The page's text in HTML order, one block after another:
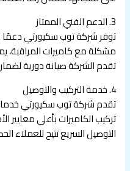
3. الدعم الفني الممتاز
توفر شركة توب سكيورتي
مشكلة مع كاميرات المراقبة،
تقدم الشركة صيانة دورية
4. خدمة التركيب والتوصيل
تقدم شركة توب سكيورتي
تركيب الكاميرات بأعلى معايير
التوصيل السريع تتيح للعملاء